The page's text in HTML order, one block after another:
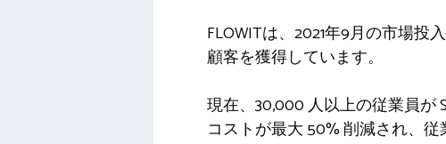
FLOWITは、2021年9月の市場
顧客を獲得しています。
現在、30,000 人以上の従業員が
コストが最大 50% 削減され、